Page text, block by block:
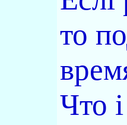
то
Что